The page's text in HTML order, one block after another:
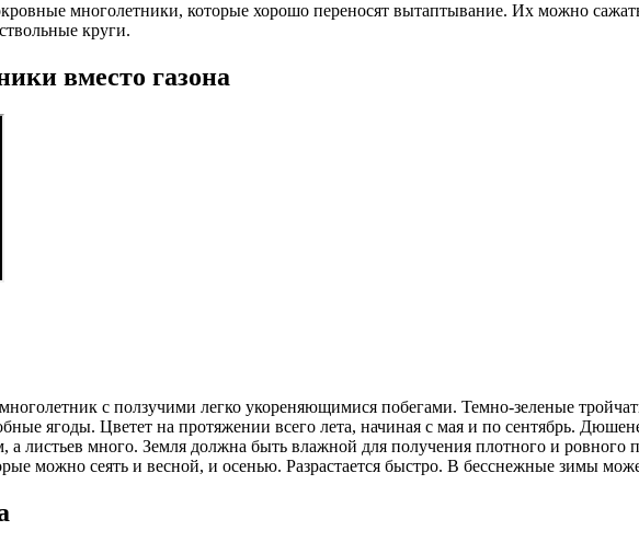
многолетники, которые хорошо переносят вытаптывание. Их можно
круги.
вместо газона
с ползучими легко укореняющимися побегами. Темно-зеленые
ягоды. Цветет на протяжении всего лета, начиная с мая и по сентябрь.
а листьев много. Земля должна быть влажной для получения плотного и ровного
можно сеять и весной, и осенью. Разрастается быстро. В бесснежные зимы